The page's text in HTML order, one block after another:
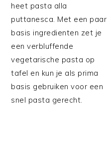
heet pasta alla
puttanesca. Met een paar
basis ingredienten zet je
een verbluffende
vegetarische pasta op
tafel en kun je als prima
basis gebruiken voor een
snel pasta gerecht.